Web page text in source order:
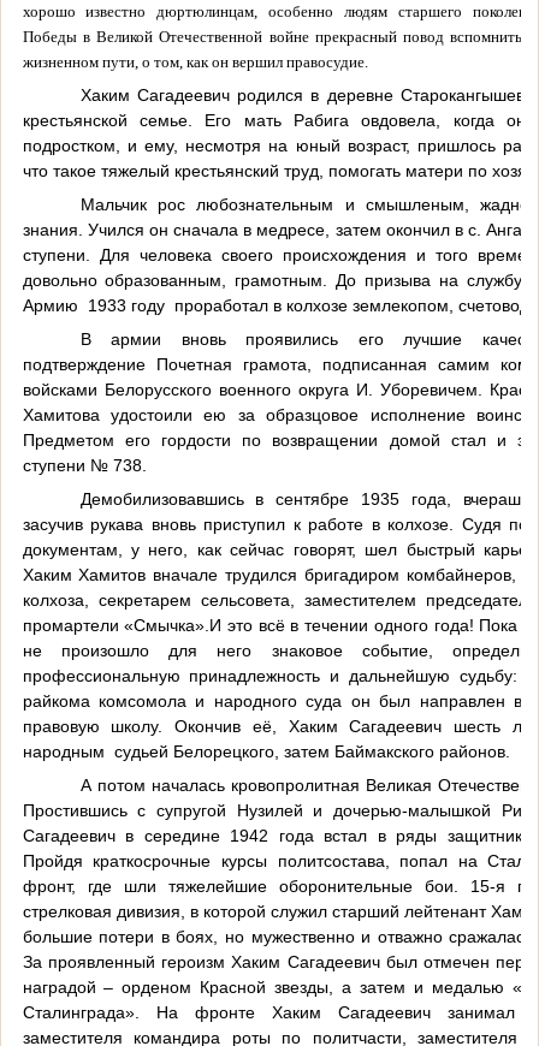
хорошо известно дюртюлинцам, особенно людям старшего
Победы в Великой Отечественной войне прекрасный повод вспомнить
жизненном пути, о том, как он вершил правосудие.
Хаким Сагадеевич родился в деревне
крестьянской семье. Его мать Рабига овдовела, когда
подростком, и ему, несмотря на юный возраст, пришлось
что такое тяжелый крестьянский труд, помогать матери по
Мальчик рос любознательным и смышленым, жадно
знания. Учился он сначала в медресе, затем окончил в с.
ступени. Для человека своего происхождения и того
довольно образованным, грамотным. До призыва на службу
Армию 1933 году проработал в колхозе землекопом,
В армии вновь проявились его лучшие
подтверждение Почетная грамота, подписанная самим
войсками Белорусского военного округа И. Уборевичем.
Хамитова удостоили ею за образцовое исполнение
Предметом его гордости по возвращении домой стал и
ступени № 738.
Демобилизовавшись в сентябре 1935 года,
засучив рукава вновь приступил к работе в колхозе. Судя по
документам, у него, как сейчас говорят, шел быстрый
Хаким Хамитов вначале трудился бригадиром комбайнеров,
колхоза, секретарем сельсовета, заместителем
промартели «Смычка».И это всё в течении одного года! Пока в
не произошло для него знаковое событие,
профессиональную принадлежность и дальнейшую судьбу:
райкома комсомола и народного суда он был направлен в
правовую школу. Окончив её, Хаким Сагадеевич шесть
народным судьей Белорецкого, затем Баймакского районов.
А потом началась кровопролитная Великая
Простившись с супругой Нузилей и дочерью-малышкой
Сагадеевич в середине 1942 года встал в ряды
Пройдя краткосрочные курсы политсостава, попал на
фронт, где шли тяжелейшие оборонительные бои. 15-я
стрелковая дивизия, в которой служил старший лейтенант
большие потери в боях, но мужественно и отважно сражалась
За проявленный героизм Хаким Сагадеевич был отмечен
наградой – орденом Красной звезды, а затем и медалью
Сталинграда». На фронте Хаким Сагадеевич занимал
заместителя командира роты по политчасти, заместителя